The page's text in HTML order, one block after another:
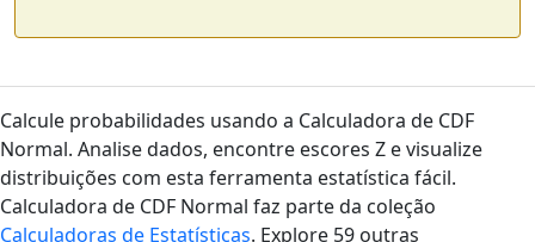
Calcule probabilidades usando a Calculadora de CDF
Normal. Analise dados, encontre escores Z e visualize
distribuições com esta ferramenta estatística fácil.
Calculadora de CDF Normal faz parte da coleção
Calculadoras de Estatísticas. Explore 59 outras